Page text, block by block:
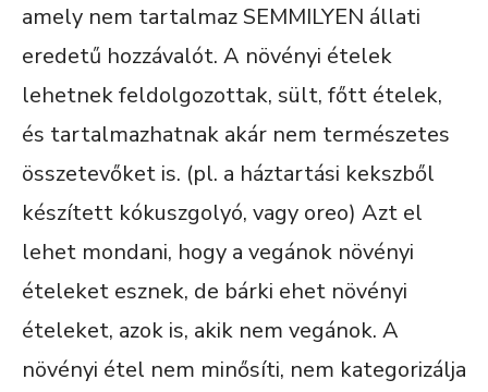
amely nem tartalmaz SEMMILYEN állati
eredetű hozzávalót. A növényi ételek
lehetnek feldolgozottak, sült, főtt ételek,
és tartalmazhatnak akár nem természetes
összetevőket is. (pl. a háztartási kekszből
készített kókuszgolyó, vagy oreo) Azt el
lehet mondani, hogy a vegánok növényi
ételeket esznek, de bárki ehet növényi
ételeket, azok is, akik nem vegánok. A
növényi étel nem minősíti, nem kategorizálja